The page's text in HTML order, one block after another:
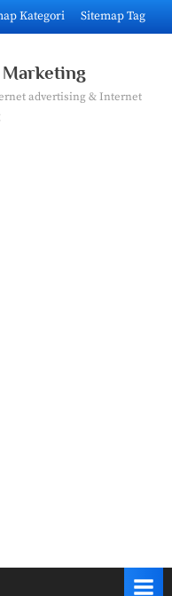
Kategori Sitemap Tag
advertising & Internet